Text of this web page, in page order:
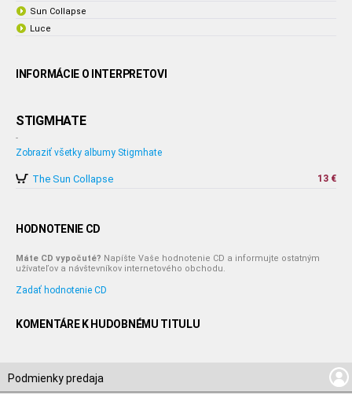
Sun Collapse
Luce
INFORMÁCIE O INTERPRETOVI
STIGMHATE
-
Zobraziť všetky albumy Stigmhate
The Sun Collapse 13 €
HODNOTENIE CD
Máte CD vypočuté? Napíšte Vaše hodnotenie CD a informujte ostatným
užívateľov a návštevníkov internetového obchodu.
Zadať hodnotenie CD
KOMENTÁRE K HUDOBNÉMU TITULU
Podmienky predaja